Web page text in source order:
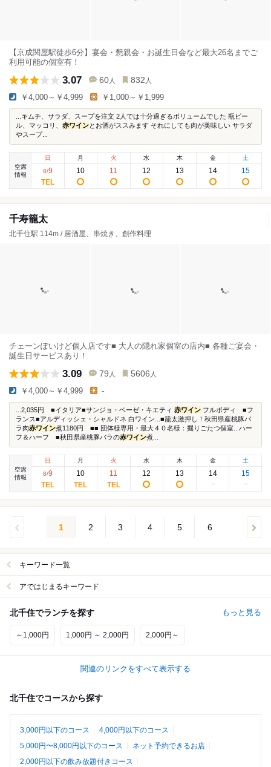
【京成関屋駅徒歩6分】宴会・懇親会・お誕生日会など最大26名までご
利用可能の個室有！
3.07 60 人 832 人
￥4,000～￥4,999 ￥1,000～￥1,999
...キムチ、サラダ、スープを注文 2人では十分過ぎるボリュームでした 瓶ビー
ル、マッコリ、 赤ワインとお酒がススみます それにしても肉が美味しい サラダ
やスープ...
空席
情報
日
8/9
月
10
火
11
水
12
木
13
金
14
土
15
千寿籠太
北千住駅 114m / 居酒屋、串焼き、創作料理
チェーンぽいけど個人店です■ 大人の隠れ家個室の店内■ 各種ご宴会・
誕生日サービスあり！
3.09 79 人 5606 人
￥4,000～￥4,999 -
...2,035円 ■イタリア■サンジョ・ベーゼ・キエティ 赤ワイン フルボディ ■フ
ランス■アルディッシェ・シャルドネ 白ワイン...■籠太激押し！秋田県産桃豚バ
ラ肉赤ワイン煮1180円 ■■ 団体様専用・最大４０名様：掘りごたつ個室...ハー
フ＆ハーフ ■秋田県産桃豚バラの赤ワイン煮...
空席
情報
日
8/9
月
10
火
11
水
12
木
13
金
14
土
15
1 2 3 4 5 6
キーワード一覧
アではじまるキーワード
北千住でランチを探す もっと見る
～1,000円 1,000円 ～ 2,000円 2,000円～
関連のリンクをすべて表示する
北千住でコースから探す
3,000円以下のコース
4,000円以下のコース
5,000円〜8,000円以下のコース
ネット予約できるお店
2,000円以下の飲み放題付きコース